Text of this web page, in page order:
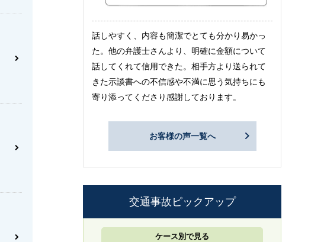
話しやすく、内容も簡潔でとても分かり易かっ
た。他の弁護士さんより、明確に金額について
話してくれて信用できた。相手方より送られて
きた示談書への不信感や不満に思う気持ちにも
寄り添ってくださり感謝しております。
お客様の声一覧へ
交通事故ピックアップ
ケース別で見る